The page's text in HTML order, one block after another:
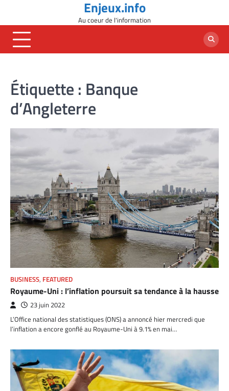
content
Enjeux.info
Au coeur de l'information
Étiquette : Banque
d’Angleterre
BUSINESS, FEATURED
Royaume-Uni : l’inflation poursuit sa tendance à la hausse
23 juin 2022
L’Office national des statistiques (ONS) a annoncé hier mercredi que
l’inflation a encore gonflé au Royaume-Uni à 9.1% en mai…